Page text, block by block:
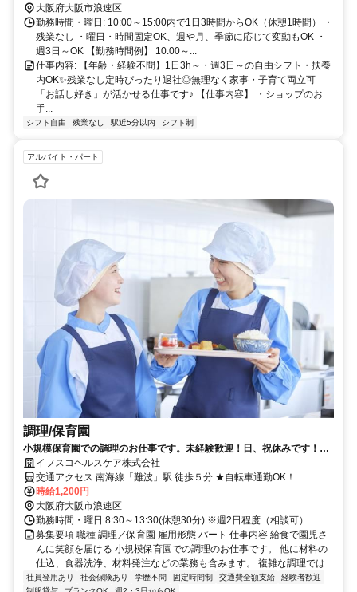
大阪府大阪市浪速区
勤務時間・曜日: 10:00～15:00内で1日3時間からOK（休憩1時間） ・
残業なし ・曜日・時間固定OK、週や月、季節に応じて変動もOK ・
週3日～OK 【勤務時間例】 10:00～...
仕事内容: 【年齢・経験不問】1日3h～・週3日～の自由シフト・扶養
内OK✨残業なし定時ぴったり退社◎無理なく家事・子育て両立可
「お話し好き」が活かせる仕事です♪ 【仕事内容】 ・ショップのお
手...
シフト自由 残業なし 駅近5分以内 シフト制
アルバイト・パート
調理/保育園
小規模保育園での調理のお仕事です。未経験歓迎！日、祝休みです！
（3253）
イフスコヘルスケア株式会社
交通アクセス 南海線「難波」駅 徒歩５分 ★自転車通勤OK！
時給1,200円
大阪府大阪市浪速区
勤務時間・曜日 8:30～13:30(休憩30分) ※週2日程度（相談可）
募集要項 職種 調理／保育園 雇用形態 パート 仕事内容 給食で園児さ
んに笑顔を届ける 小規模保育園での調理のお仕事です。 他に材料の
仕込、食器洗浄、材料発注などの業務も含みます。 複雑な調理では...
社員登用あり 社会保険あり 学歴不問 固定時間制 交通費全額支給
経験者歓迎